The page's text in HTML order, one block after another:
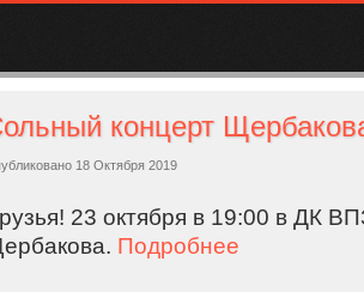
концерт
18 Октября 2019
23 октября в 19:00 в ДК
Подробнее